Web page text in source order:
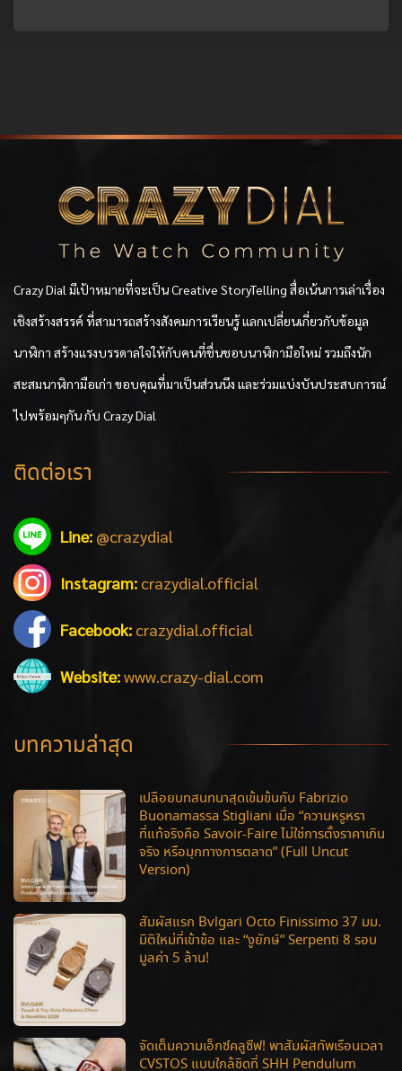
Crazy Dial มีเป้าหมายที่จะเป็น Creative StoryTelling สื่อเน้นการเล่าเรื่อง
เชิงสร้างสรรค์ ที่สามารถสร้างสังคมการเรียนรู้ แลกเปลี่ยนเกี่ยวกับข้อมูล
นาฬิกา สร้างแรงบรรดาลใจให้กับคนที่ชื่นชอบนาฬิกามือใหม่ รวมถึงนัก
สะสมนาฬิกามือเก่า ขอบคุณที่มาเป็นส่วนนึง และร่วมแบ่งบันประสบการณ์
ไปพร้อมๆกัน กับ Crazy Dial
ติดต่อเรา
Line: @crazydial
Instagram: crazydial.official
Facebook: crazydial.official
Website:www.crazy-dial.com
บทความล่าสุด
เปลือยบทสนทนาสุดเข้มข้นกับ Fabrizio
Buonamassa Stigliani เมื่อ “ความหรูหรา
ที่แท้จริงคือ Savoir-Faire ไม่ใช่การตั้งราคาเกิน
จริง หรือมุกทางการตลาด” (Full Uncut
Version)
สัมผัสแรก Bvlgari Octo Finissimo 37 มม.
มิติใหม่ที่เข้าข้อ และ “งูยักษ์” Serpenti 8 รอบ
มูลค่า 5 ล้าน!
จัดเต็มความเอ็กซ์คลูซีฟ! พาสัมผัสทัพเรือนเวลา
CVSTOS แบบใกล้ชิดที่ SHH Pendulum